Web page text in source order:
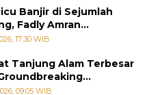
Banjir di Sejumlah
Fadly Amran
Siaga
17:30 WIB
Tanjung Alam Terbesar
09:05 WIB